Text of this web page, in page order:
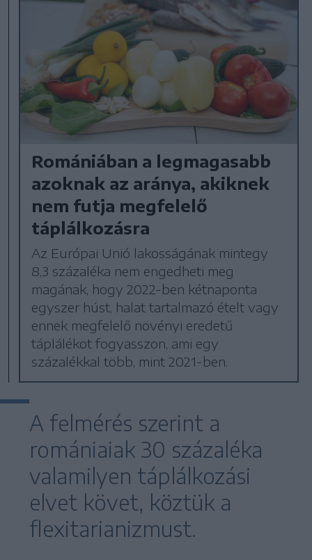
Romániában a legmagasabb
azoknak az aránya, akiknek
nem futja megfelelő
táplálkozásra
Az Európai Unió lakosságának mintegy
8,3 százaléka nem engedheti meg
magának, hogy 2022-ben kétnaponta
egyszer húst, halat tartalmazó ételt vagy
ennek megfelelő növényi eredetű
táplálékot fogyasszon, ami egy
százalékkal több, mint 2021-ben.
A felmérés szerint a
romániaiak 30 százaléka
valamilyen táplálkozási
elvet követ, köztük a
flexitarianizmust.